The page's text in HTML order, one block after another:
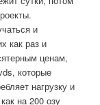
и
как раз и
ценам,
которые
нагрузку и
на 200 озу